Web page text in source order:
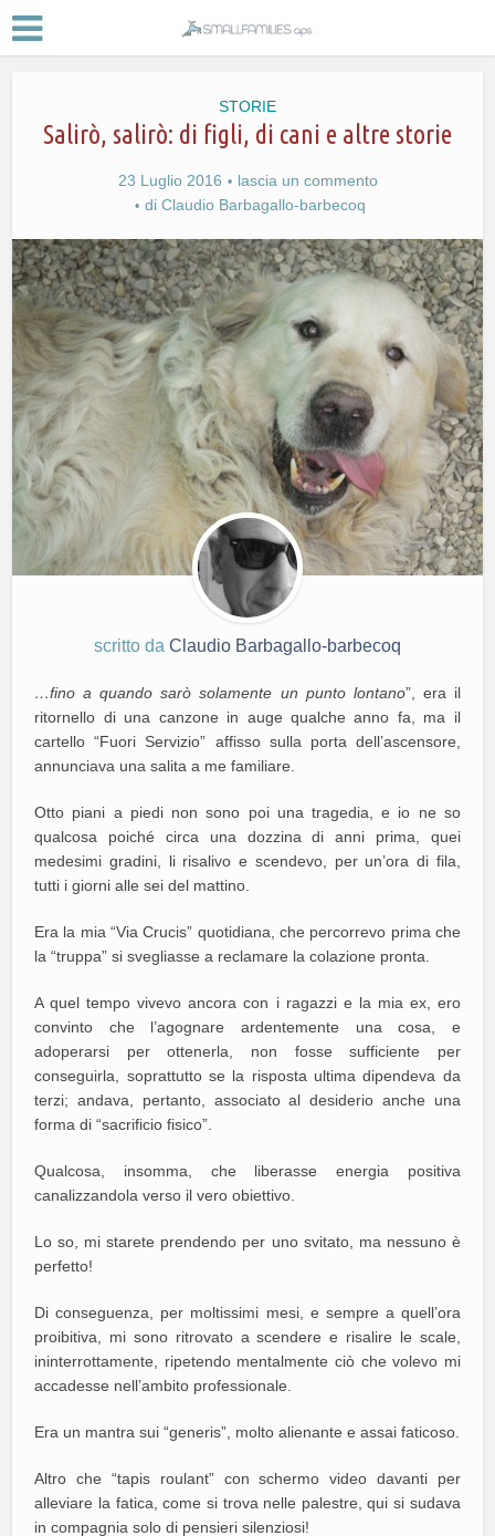
STORIE
Salirò, salirò: di figli, di cani e altre storie
23 Luglio 2016
lascia un commento
di Claudio Barbagallo-barbecoq
scritto da Claudio Barbagallo-barbecoq
…fino a quando sarò solamente un punto lontano”, era il
ritornello di una canzone in auge qualche anno fa, ma il
cartello “Fuori Servizio” affisso sulla porta dell’ascensore,
annunciava una salita a me familiare.
Otto piani a piedi non sono poi una tragedia, e io ne so
qualcosa poiché circa una dozzina di anni prima, quei
medesimi gradini, li risalivo e scendevo, per un’ora di fila,
tutti i giorni alle sei del mattino.
Era la mia “Via Crucis” quotidiana, che percorrevo prima che
la “truppa” si svegliasse a reclamare la colazione pronta.
A quel tempo vivevo ancora con i ragazzi e la mia ex, ero
convinto che l’agognare ardentemente una cosa, e
adoperarsi per ottenerla, non fosse sufficiente per
conseguirla, soprattutto se la risposta ultima dipendeva da
terzi; andava, pertanto, associato al desiderio anche una
forma di “sacrificio fisico”.
Qualcosa, insomma, che liberasse energia positiva
canalizzandola verso il vero obiettivo.
Lo so, mi starete prendendo per uno svitato, ma nessuno è
perfetto!
Di conseguenza, per moltissimi mesi, e sempre a quell’ora
proibitiva, mi sono ritrovato a scendere e risalire le scale,
ininterrottamente, ripetendo mentalmente ciò che volevo mi
accadesse nell’ambito professionale.
Era un mantra sui “generis”, molto alienante e assai faticoso.
Altro che “tapis roulant” con schermo video davanti per
alleviare la fatica, come si trova nelle palestre, qui si sudava
in compagnia solo di pensieri silenziosi!